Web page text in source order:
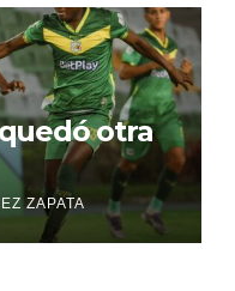
otra
ZAPATA